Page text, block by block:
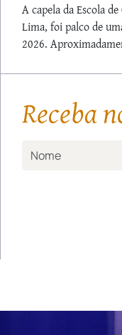
A capela da Escola
Lima, foi palco de
2026.
Receba